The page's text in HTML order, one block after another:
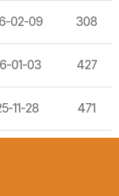
02-09 308
01-03 427
11-28 471